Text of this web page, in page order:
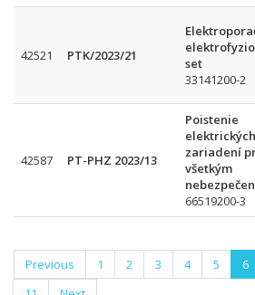
42521 PTK/2023/21
set
33141200-2
42587 PT-PHZ 2023/13
Poistenie
elektrických
zariadení
všetkým
66519200-3
Previous 1 2 3 4 5 6